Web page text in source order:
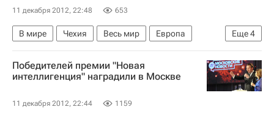
Ахмат
Благой Георгиев
11 декабря 2012, 22:48 653
Еще4
В мире Чехия Весь мир
Европа
Петр Нечас
Правительство Чехии
Сенат Чехии
Евросоюз
Победителей премии "Новая
интеллигенция" наградили в Москве
11 декабря 2012, 22:44 1159